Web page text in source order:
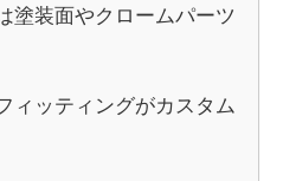
塗装面やクロームパーツ
ィッティングがカスタム